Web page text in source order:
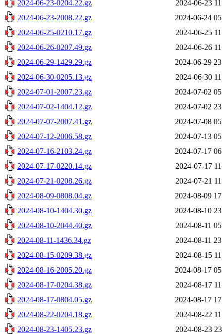
2024-06-23-0204.22.gz
2024-06-23
2024-06-23-2008.22.gz
2024-06-24
2024-06-25-0210.17.gz
2024-06-25
2024-06-26-0207.49.gz
2024-06-26
2024-06-29-1429.29.gz
2024-06-29
2024-06-30-0205.13.gz
2024-06-30
2024-07-01-2007.23.gz
2024-07-02
2024-07-02-1404.12.gz
2024-07-02
2024-07-07-2007.41.gz
2024-07-08
2024-07-12-2006.58.gz
2024-07-13
2024-07-16-2103.24.gz
2024-07-17
2024-07-17-0220.14.gz
2024-07-17
2024-07-21-0208.26.gz
2024-07-21
2024-08-09-0808.04.gz
2024-08-09
2024-08-10-1404.30.gz
2024-08-10
2024-08-10-2044.40.gz
2024-08-11
2024-08-11-1436.34.gz
2024-08-11
2024-08-15-0209.38.gz
2024-08-15
2024-08-16-2005.20.gz
2024-08-17
2024-08-17-0204.38.gz
2024-08-17
2024-08-17-0804.05.gz
2024-08-17
2024-08-22-0204.18.gz
2024-08-22
2024-08-23-1405.23.gz
2024-08-23